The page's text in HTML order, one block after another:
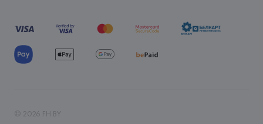
© 2026 FH.BY